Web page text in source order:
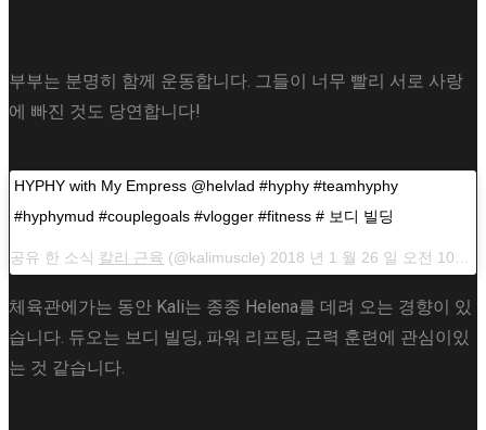
부부는 분명히 함께 운동합니다. 그들이 너무 빨리 서로 사랑
에 빠진 것도 당연합니다!
HYPHY with My Empress @helvlad #hyphy #teamhyphy
#hyphymud #couplegoals #vlogger #fitness # 보디 빌딩
공유 한 소식 칼리 근육 (@kalimuscle) 2018 년 1 월 26 일 오전 10시 25 분 PST
체육관에가는 동안 Kali는 종종 Helena를 데려 오는 경향이 있
습니다. 듀오는 보디 빌딩, 파워 리프팅, 근력 훈련에 관심이있
는 것 같습니다.